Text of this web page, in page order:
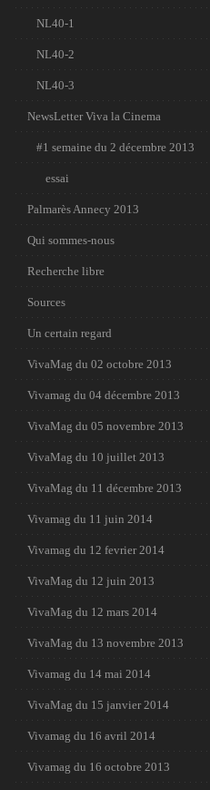
NL40-1
NL40-2
NL40-3
NewsLetter Viva la Cinema
#1 semaine du 2 décembre 2013
essai
Palmarès Annecy 2013
Qui sommes-nous
Recherche libre
Sources
Un certain regard
VivaMag du 02 octobre 2013
Vivamag du 04 décembre 2013
VivaMag du 05 novembre 2013
VivaMag du 10 juillet 2013
VivaMag du 11 décembre 2013
Vivamag du 11 juin 2014
Vivamag du 12 fevrier 2014
VivaMag du 12 juin 2013
VivaMag du 12 mars 2014
VivaMag du 13 novembre 2013
Vivamag du 14 mai 2014
VivaMag du 15 janvier 2014
Vivamag du 16 avril 2014
Vivamag du 16 octobre 2013